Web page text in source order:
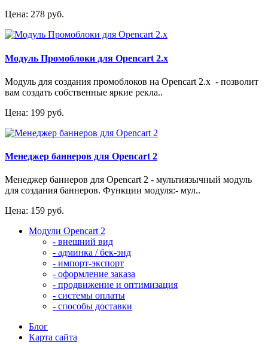
Цена: 278 руб.
Модуль Промоблоки для Opencart 2.x
Модуль для создания промоблоков на Opencart 2.x - позволит
вам создать собственные яркие рекла..
Цена: 199 руб.
Менеджер баннеров для Opencart 2
Менеджер баннеров для Opencart 2 - мультиязычный модуль
для создания баннеров. Функции модуля:- мул..
Цена: 159 руб.
Модули Opencart 2
- внешний вид
- админка / бек-энд
- импорт-экспорт
- оформление заказа
- продвижение и оптимизация
- системы оплаты
- способы доставки
Блог
Карта сайта